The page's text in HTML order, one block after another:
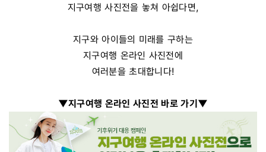
지구여행 사진전을 놓쳐 아쉽다면,
지구와 아이들의 미래를 구하는
지구여행 온라인 사진전에
여러분을 초대합니다!
▼지구여행 온라인 사진전 바로 가기▼